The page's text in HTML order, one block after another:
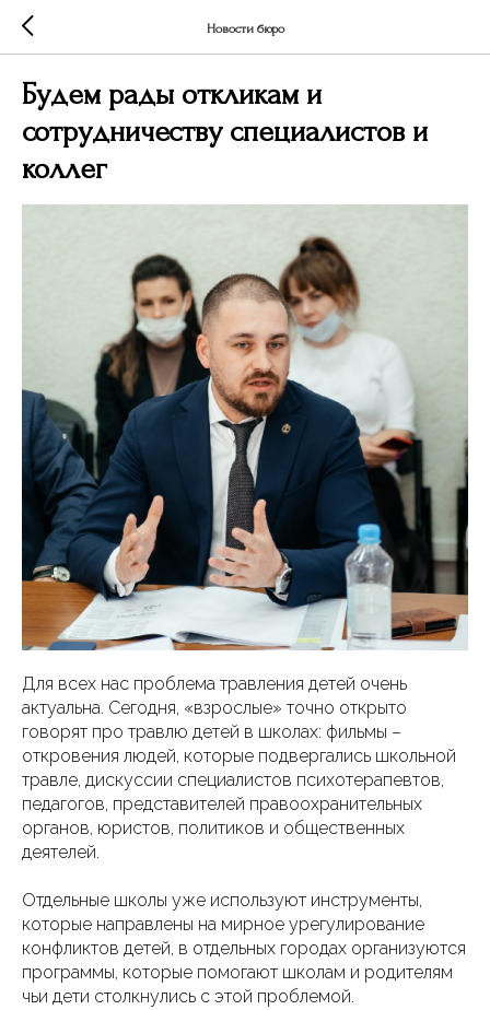
Новости бюро
Будем рады откликам и
сотрудничеству специалистов и
коллег
Для всех нас проблема травления детей очень
актуальна. Сегодня, «взрослые» точно открыто
говорят про травлю детей в школах: фильмы –
откровения людей, которые подвергались школьной
травле, дискуссии специалистов психотерапевтов,
педагогов, представителей правоохранительных
органов, юристов, политиков и общественных
деятелей.
Отдельные школы уже используют инструменты,
которые направлены на мирное урегулирование
конфликтов детей, в отдельных городах организуются
программы, которые помогают школам и родителям
чьи дети столкнулись с этой проблемой.